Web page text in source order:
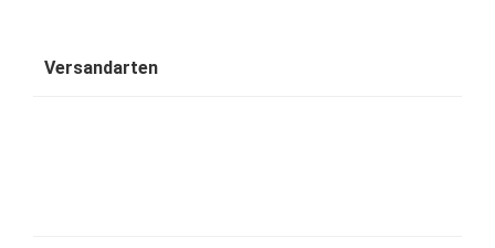
Versandarten